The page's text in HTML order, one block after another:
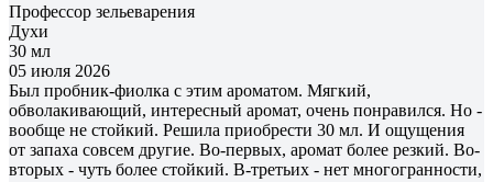
Профессор зельеварения
Духи
30 мл
05 июля 2026
Был пробник-фиолка с этим ароматом. Мягкий,
обволакивающий, интересный аромат, очень понравился. Но -
вообще не стойкий. Решила приобрести 30 мл. И ощущения
от запаха совсем другие. Во-первых, аромат более резкий. Во-
вторых - чуть более стойкий. В-третьих - нет многогранности,